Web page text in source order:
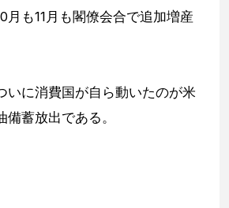
月も11月も閣僚会合で追加増産
いに消費国が自ら動いたのが米
蓄放出である。